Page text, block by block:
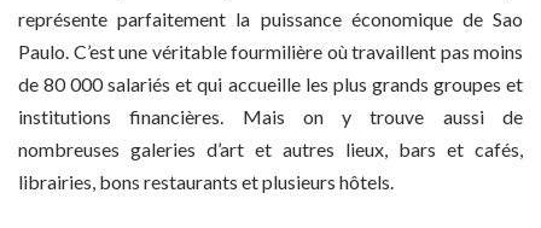
représente parfaitement la puissance économique de Sao
Paulo. C’est une véritable fourmilière où travaillent pas moins
de 80 000 salariés et qui accueille les plus grands groupes et
institutions financières. Mais on y trouve aussi de
nombreuses galeries d’art et autres lieux, bars et cafés,
librairies, bons restaurants et plusieurs hôtels.